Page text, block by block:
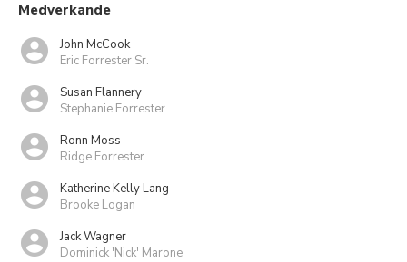
Medverkande
John McCook
Eric Forrester Sr.
Susan Flannery
Stephanie Forrester
Ronn Moss
Ridge Forrester
Katherine Kelly Lang
Brooke Logan
Jack Wagner
Dominick 'Nick' Marone